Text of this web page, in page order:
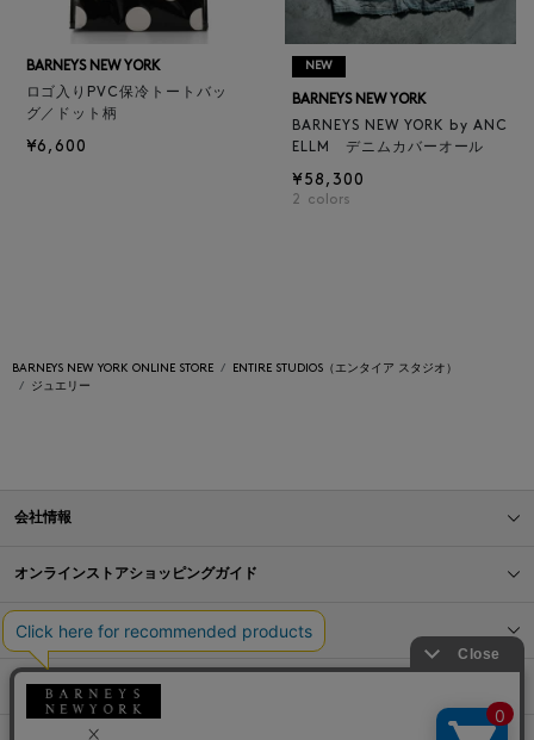
BARNEYS NEW YORK
ロゴ入りPVC保冷トートバッ
グ／ドット柄
¥6,600
NEW
BARNEYS NEW YORK
BARNEYS NEW YORK by ANC
ELLM デニムカバーオール
¥58,300
2 colors
BARNEYS NEW YORK ONLINE STORE
ENTIRE STUDIOS（エンタイア スタジオ）
ジュエリー
会社情報
オンラインストアショッピングガイド
店舗情報
サービス